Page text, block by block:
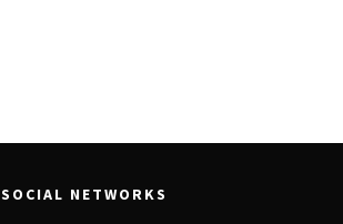
SOCIAL NETWORKS